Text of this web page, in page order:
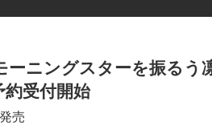
ーニングスターを振るう
約受付開始
売